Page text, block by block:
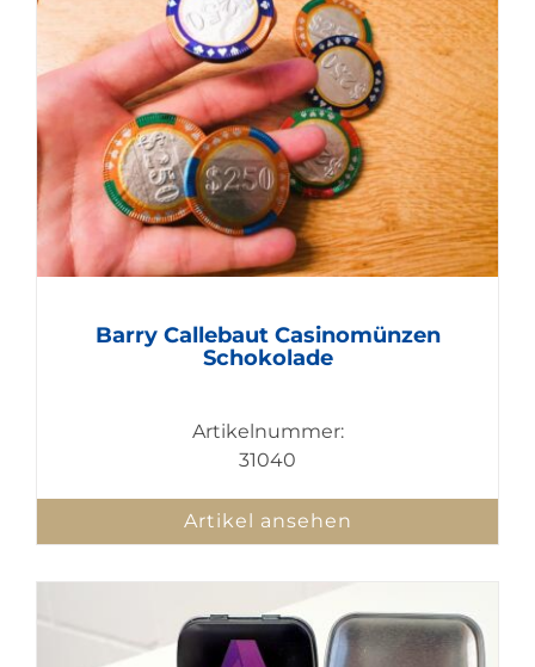
Barry Callebaut Casinomünzen
Schokolade
Artikelnummer:
31040
Artikel ansehen